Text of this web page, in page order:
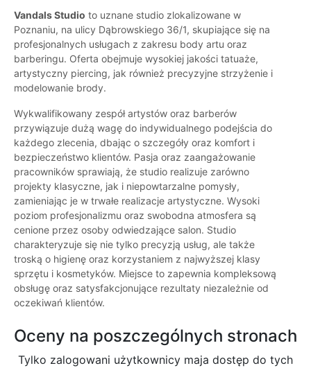
Vandals Studio to uznane studio zlokalizowane w
Poznaniu, na ulicy Dąbrowskiego 36/1, skupiające się na
profesjonalnych usługach z zakresu body artu oraz
barberingu. Oferta obejmuje wysokiej jakości tatuaże,
artystyczny piercing, jak również precyzyjne strzyżenie i
modelowanie brody.
Wykwalifikowany zespół artystów oraz barberów
przywiązuje dużą wagę do indywidualnego podejścia do
każdego zlecenia, dbając o szczegóły oraz komfort i
bezpieczeństwo klientów. Pasja oraz zaangażowanie
pracowników sprawiają, że studio realizuje zarówno
projekty klasyczne, jak i niepowtarzalne pomysły,
zamieniając je w trwałe realizacje artystyczne. Wysoki
poziom profesjonalizmu oraz swobodna atmosfera są
cenione przez osoby odwiedzające salon. Studio
charakteryzuje się nie tylko precyzją usług, ale także
troską o higienę oraz korzystaniem z najwyższej klasy
sprzętu i kosmetyków. Miejsce to zapewnia kompleksową
obsługę oraz satysfakcjonujące rezultaty niezależnie od
oczekiwań klientów.
Oceny na poszczególnych stronach
Tylko zalogowani użytkownicy maja dostęp do tych